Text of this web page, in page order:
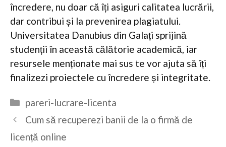
încredere, nu doar că îți asiguri calitatea lucrării,
dar contribui și la prevenirea plagiatului.
Universitatea Danubius din Galați sprijină
studenții în această călătorie academică, iar
resursele menționate mai sus te vor ajuta să îți
finalizezi proiectele cu încredere și integritate.
Categorii
pareri-lucrare-licenta
Cum să recuperezi banii de la o firmă de
licență online